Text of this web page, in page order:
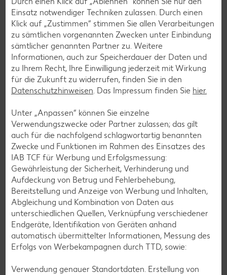
Mit unserem Messenger-Service erhältst du wöchentlich
unseren aktuellen Prospekt mit den neuesten Angeboten
per Messenger-App, Telegram, WhatsApp, Signal, Threema
oder Viber zugesendet.
Jetzt schnell und bequem anmelden
Kaufland-App: cleverer Einkaufshelfer mit
Kaufland Card XTRA
Einsatz notwendiger Techniken zulassen. Durch einen
Klick auf „Zustimmen“ stimmen Sie allen Verarbeitungen
zu sämtlichen vorgenannten Zwecken unter Einbindung
sämtlicher genannten Partner zu. Weitere
Informationen, auch zur Speicherdauer der Daten und
zu Ihrem Recht, Ihre Einwilligung jederzeit mit Wirkung
für die Zukunft zu widerrufen, finden Sie in den
Datenschutzhinweisen. Das Impressum finden Sie hier.
Unter „Anpassen“ können Sie einzelne
Verwendungszwecke oder Partner zulassen; das gilt
auch für die nachfolgend schlagwortartig benannten
Zwecke und Funktionen im Rahmen des Einsatzes des
IAB TCF für Werbung und Erfolgsmessung:
Gewährleistung der Sicherheit, Verhinderung und
Aufdeckung von Betrug und Fehlerbehebung,
Bereitstellung und Anzeige von Werbung und Inhalten,
Abgleichung und Kombination von Daten aus
unterschiedlichen Quellen, Verknüpfung verschiedener
Endgeräte, Identifikation von Geräten anhand
automatisch übermittelter Informationen, Messung des
Erfolgs von Werbekampagnen durch TTD, sowie:
Verwendung genauer Standortdaten. Erstellung von